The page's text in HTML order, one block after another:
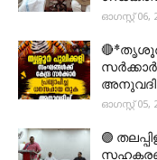
ഓഗസ്റ്റ് 06,
🔴*തൃശൂര്‍
ഓഗസ്റ്റ് 05,
🟣